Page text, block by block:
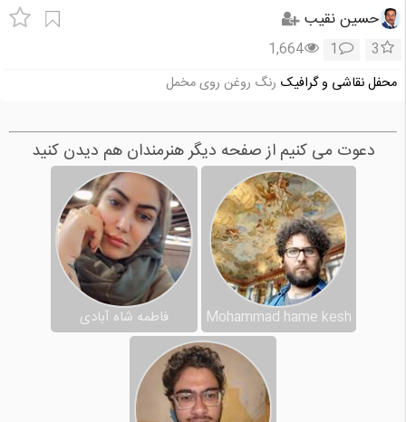
حسین نقیب
3
1
1,664
محفل نقاشی و گرافیک رنگ روغن روی مخمل
دعوت می کنیم از صفحه دیگر هنرمندان هم دیدن کنید
Mohammad hame kesh فاطمه شاه آبادی